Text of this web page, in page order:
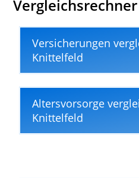
Versicherungen
Knittelfeld
Altersvorsorge
Knittelfeld